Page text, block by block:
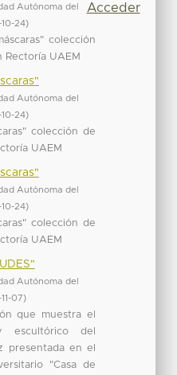
Autónoma del
10-24)
colección
Rectoría UAEM
Autónoma del
10-24)
colección de
UAEM
Autónoma del
10-24)
colección de
UAEM
Autónoma del
07)
que muestra el
escultórico del
presentada en el
"Casa de
Acceder